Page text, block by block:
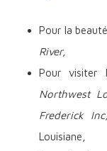
Pour la
River,
Pour visiter
Northwest
Frederick
Louisiane,